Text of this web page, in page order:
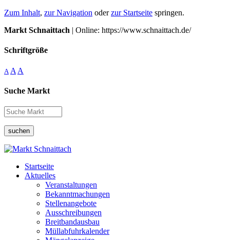
Zum Inhalt, zur Navigation oderzur Startseite springen.
Markt Schnaittach | Online: https://www.schnaittach.de/
Schriftgröße
A A A
Suche Markt
suchen
Startseite
Aktuelles
Veranstaltungen
Bekanntmachungen
Stellenangebote
Ausschreibungen
Breitbandausbau
Müllabfuhrkalender